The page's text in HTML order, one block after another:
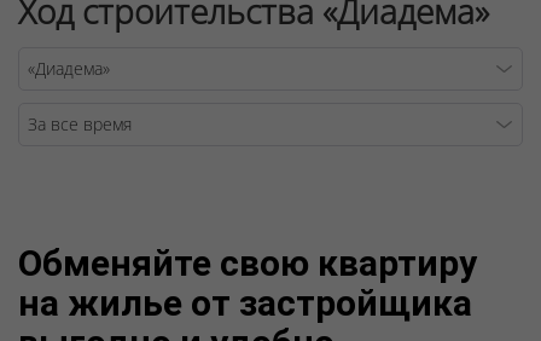
Ход строительства «Диадема»
Обменяйте свою квартиру
на жилье от застройщика